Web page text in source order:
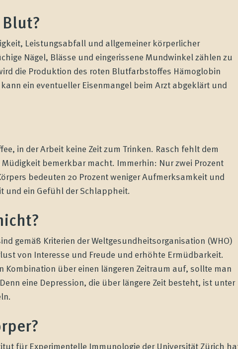
Leistungsabfall und allgemeiner körperlicher
Nägel, Blässe und eingerissene Mundwinkel zählen zu
die Produktion des roten Blutfarbstoffes Hämoglobin
ein eventueller Eisenmangel beim Arzt abgeklärt und
in der Arbeit keine Zeit zum Trinken. Rasch fehlt dem
bemerkbar macht. Immerhin: Nur zwei Prozent
bedeuten 20 Prozent weniger Aufmerksamkeit und
und ein Gefühl der Schlappheit.
gemäß Kriterien der Weltgesundheitsorganisation (WHO)
von Interesse und Freude und erhöhte Ermüdbarkeit.
Kombination über einen längeren Zeitraum auf, sollte man
eine Depression, die über längere Zeit besteht, ist unter
für Experimentelle Immunologie der Universität Zürich